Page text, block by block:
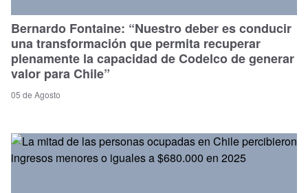
Bernardo Fontaine: “Nuestro deber es conducir
una transformación que permita recuperar
plenamente la capacidad de Codelco de generar
valor para Chile”
05 de Agosto